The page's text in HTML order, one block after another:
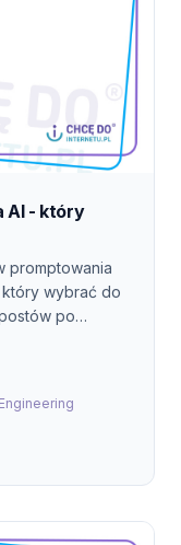
AI - który
promptowania
który wybrać do
po